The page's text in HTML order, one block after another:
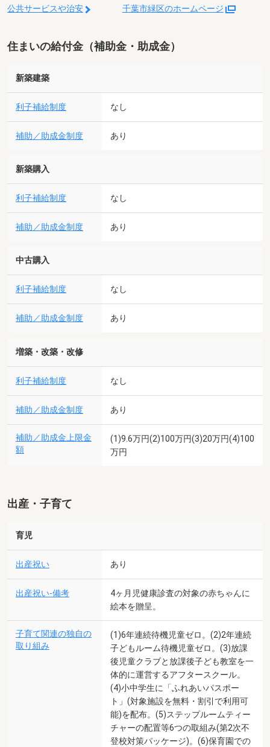
公共サービスや治安 千葉市緑区のホームページ
住まいの給付金（補助金・助成金）
新築建築
利子補給制度 なし
補助／助成金制度 あり
新築購入
利子補給制度 なし
補助／助成金制度 あり
中古購入
利子補給制度 なし
補助／助成金制度 あり
増築・改築・改修
利子補給制度 なし
補助／助成金制度 あり
補助／助成金上限金
額
(1)9.6万円(2)100万円(3)20万円(4)100
万円
出産・子育て
育児
出産祝い あり
出産祝い-備考
4ヶ月児健康診査の対象の赤ちゃんに
絵本を贈呈。
子育て関連の独自の
取り組み
(1)6年連続待機児童ゼロ。(2)2年連続
子どもルーム待機児童ゼロ。(3)放課
後児童クラブと放課後子ども教室を一
体的に運営するアフタースクール。
(4)小中学生に「ふれあいパスポー
ト」(対象施設を無料・割引で利用可
能)を配布。(5)ステップルームティー
チャーの配置等6つの取組み(第2次不
登校対策パッケージ)。(6)保育園での